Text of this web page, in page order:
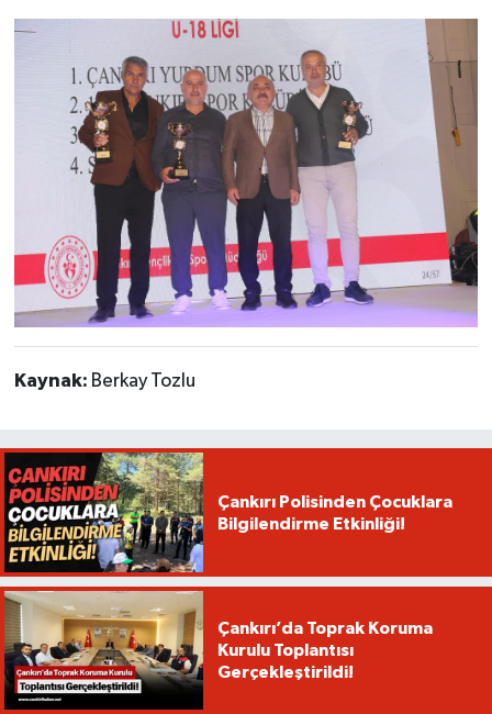
Kaynak: Berkay Tozlu
Çankırı Polisinden Çocuklara
Bilgilendirme Etkinliği!
Çankırı’da Toprak Koruma
Kurulu Toplantısı
Gerçekleştirildi!